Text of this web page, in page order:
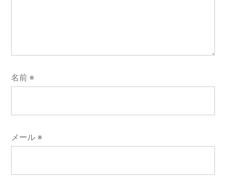
名前 ※
メール ※